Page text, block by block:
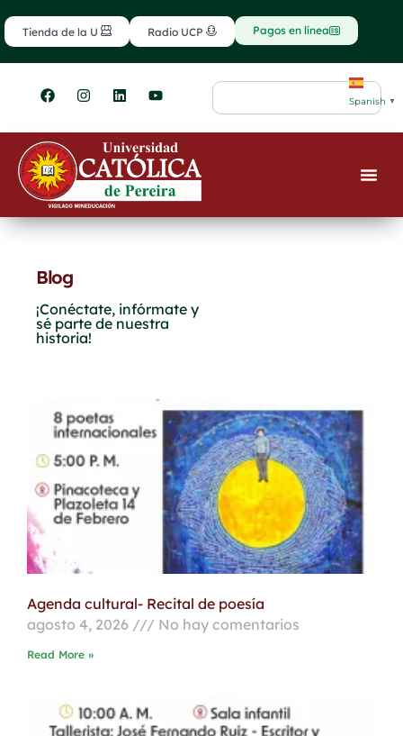
al
contenido
Tienda de la U Radio UCP Pagos en línea
F
a
e
b
o
o
k
I
n
t
g
r
m
L
i
k
e
d
i
n
Y
o
t
u
b
e
Search
Spanish ▼
Blog
¡Conéctate, infórmate y
sé parte de nuestra
historia!
Agenda cultural- Recital de poesía
agosto 4, 2026
No hay comentarios
Read More »